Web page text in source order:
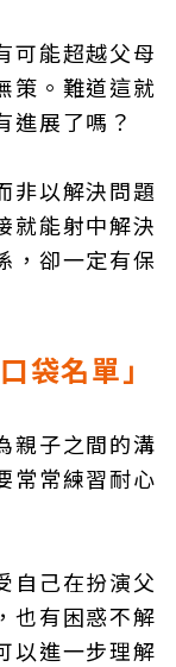
可能超越父母
策。難道這就
進展了嗎？
非以解決問題
就能射中解決
，卻一定有保
袋名單」
親子之間的溝
常常練習耐心
自己在扮演父
也有困惑不解
以進一步理解